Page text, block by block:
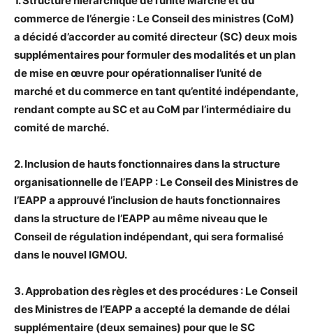
commerce de l’énergie : Le Conseil des ministres (CoM)
a décidé d’accorder au comité directeur (SC) deux mois
supplémentaires pour formuler des modalités et un plan
de mise en œuvre pour opérationnaliser l’unité de
marché et du commerce en tant qu’entité indépendante,
rendant compte au SC et au CoM par l’intermédiaire du
comité de marché.
2. Inclusion de hauts fonctionnaires dans la structure
organisationnelle de l’EAPP : Le Conseil des Ministres de
l’EAPP a approuvé l’inclusion de hauts fonctionnaires
dans la structure de l’EAPP au même niveau que le
Conseil de régulation indépendant, qui sera formalisé
dans le nouvel IGMOU.
3. Approbation des règles et des procédures : Le Conseil
des Ministres de l’EAPP a accepté la demande de délai
supplémentaire (deux semaines) pour que le SC